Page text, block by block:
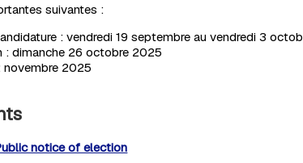
suivantes :
: vendredi 19 septembre au vendredi 3
: dimanche 26 octobre 2025
novembre 2025
notice of election